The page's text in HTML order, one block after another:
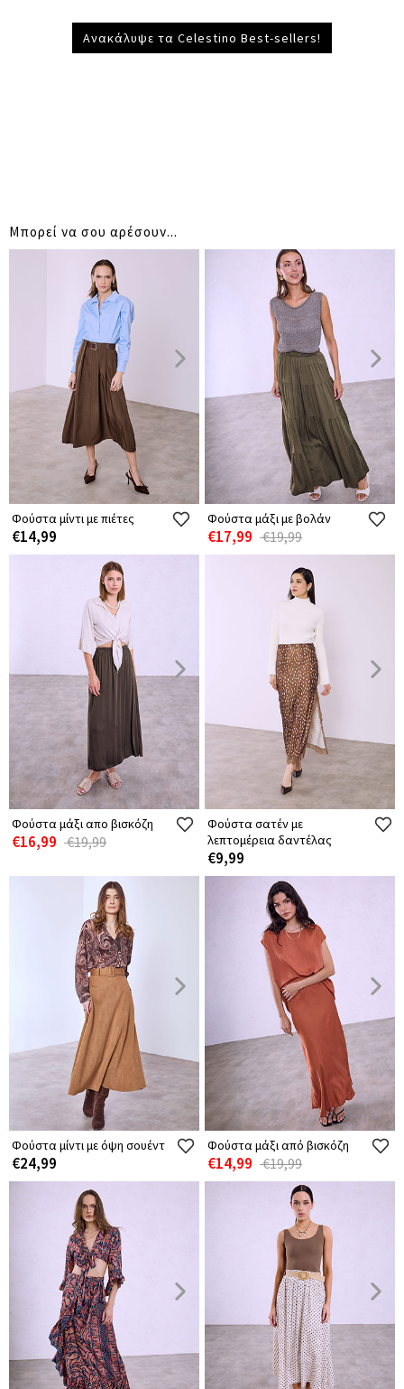
Ανακάλυψε τα Celestino Best-sellers!
Μπορεί να σου αρέσουν...
Φούστα μίντι με πιέτες
€14,99
Φούστα μάξι με βολάν
€17,99 €19,99
Φούστα μάξι απο βισκόζη
€16,99 €19,99
Φούστα σατέν με
λεπτομέρεια δαντέλας
€9,99
Φούστα μίντι με όψη σουέντ
€24,99
Φούστα μάξι από βισκόζη
€14,99 €19,99